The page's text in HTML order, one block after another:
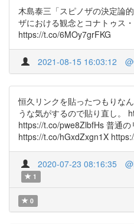
木島泰三「スピノザの決定論
ザにおける観念とコナトゥス・
https://t.co/6MOy7grFKG
2021-08-15 16:03:12
恒久リンクを貼ったつもりな
うな気がするので貼り直し。
https://t.co/pwe8ZlbfHs 普通の
https://t.co/hGxdZxgn1X
2020-07-23 08:16:35
1
0